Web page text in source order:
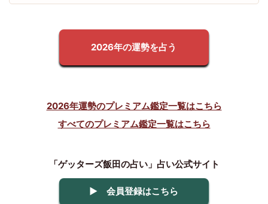
2026年の運勢を占う
2026年運勢のプレミアム鑑定一覧はこちら
すべてのプレミアム鑑定一覧はこちら
「ゲッターズ飯田の占い」占い公式サイト
▶ 会員登録はこちら